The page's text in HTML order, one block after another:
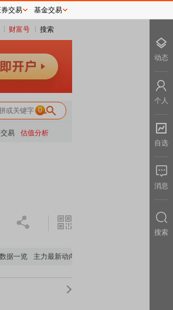
财富号 搜索
0
易 估值分析
一览 主力最新动向
交易 基金交易
动态
个人
自选
消息
搜索